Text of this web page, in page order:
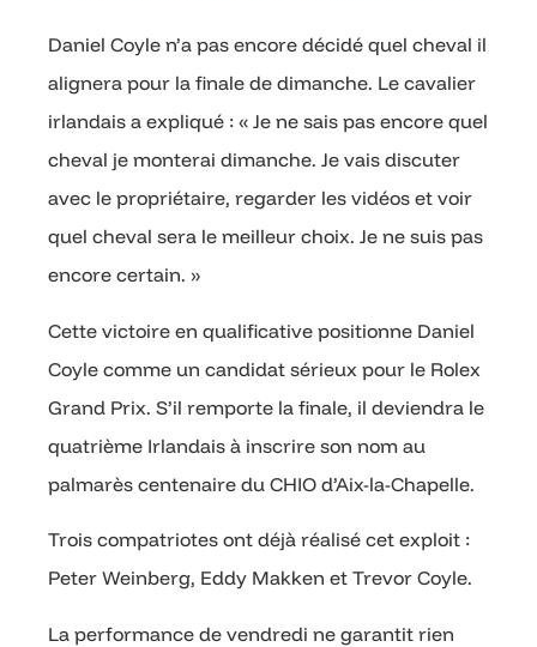
Daniel Coyle n’a pas encore décidé quel cheval il
alignera pour la finale de dimanche. Le cavalier
irlandais a expliqué : « Je ne sais pas encore quel
cheval je monterai dimanche. Je vais discuter
avec le propriétaire, regarder les vidéos et voir
quel cheval sera le meilleur choix. Je ne suis pas
encore certain. »
Cette victoire en qualificative positionne Daniel
Coyle comme un candidat sérieux pour le Rolex
Grand Prix. S’il remporte la finale, il deviendra le
quatrième Irlandais à inscrire son nom au
palmarès centenaire du CHIO d’Aix-la-Chapelle.
Trois compatriotes ont déjà réalisé cet exploit :
Peter Weinberg, Eddy Makken et Trevor Coyle.
La performance de vendredi ne garantit rien